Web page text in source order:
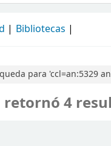
Bibliotecas
para 'ccl=an:5329
retornó 4